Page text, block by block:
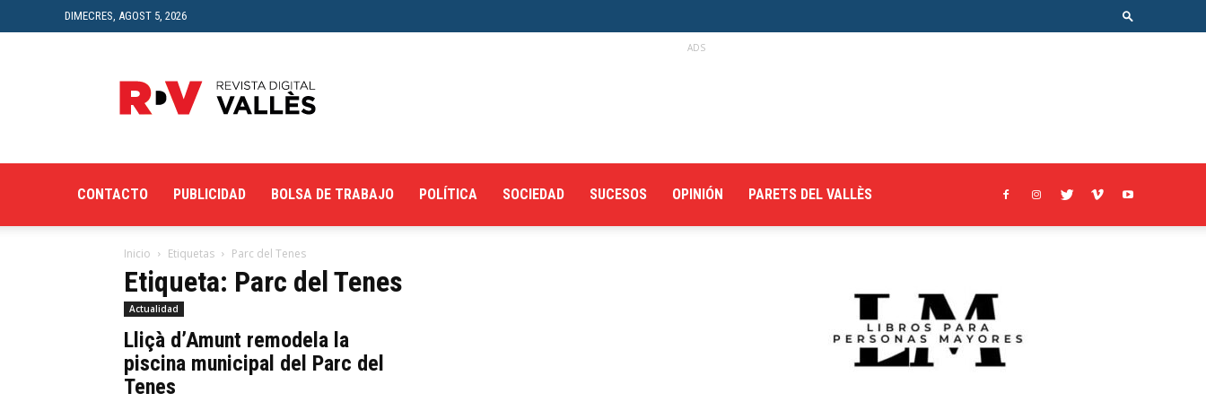
DIMECRES, AGOST 5, 2026
Digital
del
ADS
CONTACTO PUBLICIDAD BOLSA DE TRABAJO POLÍTICA SOCIEDAD SUCESOS OPINIÓN PARETS DEL VALLÈS
Inicio Etiquetas Parc del Tenes
Etiqueta: Parc del Tenes
Actualidad
Lliçà d’Amunt remodela la
piscina municipal del Parc del
Tenes